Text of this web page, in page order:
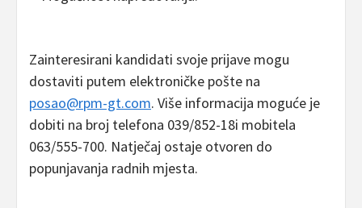
Zainteresirani kandidati svoje prijave mogu
dostaviti putem elektroničke pošte na
posao@rpm-gt.com. Više informacija moguće je
dobiti na broj telefona 039/852-18i mobitela
063/555-700. Natječaj ostaje otvoren do
popunjavanja radnih mjesta.